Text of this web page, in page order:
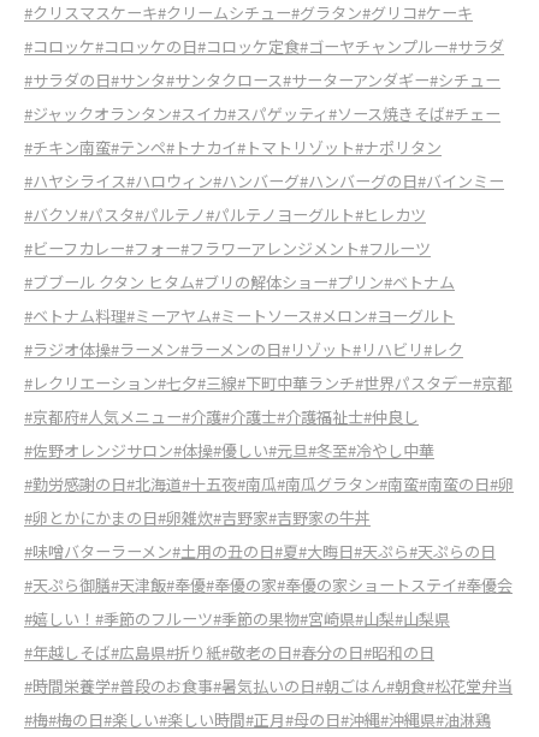
#クリスマスケーキ#クリームシチュー#グラタン#グリコ#ケーキ
#コロッケ#コロッケの日#コロッケ定食#ゴーヤチャンプルー#サラダ
#サラダの日#サンタ#サンタクロース#サーターアンダギー#シチュー
#ジャックオランタン#スイカ#スパゲッティ#ソース焼きそば#チェー
#チキン南蛮#テンペ#トナカイ#トマトリゾット#ナポリタン
#ハヤシライス#ハロウィン#ハンバーグ#ハンバーグの日#バインミー
#バクソ#パスタ#パルテノ#パルテノヨーグルト#ヒレカツ
#ビーフカレー#フォー#フラワーアレンジメント#フルーツ
#ブブール クタン ヒタム#ブリの解体ショー#プリン#ベトナム
#ベトナム料理#ミーアヤム#ミートソース#メロン#ヨーグルト
#ラジオ体操#ラーメン#ラーメンの日#リゾット#リハビリ#レク
#レクリエーション#七夕#三線#下町中華ランチ#世界パスタデー#京都
#京都府#人気メニュー#介護#介護士#介護福祉士#仲良し
#佐野オレンジサロン#体操#優しい#元旦#冬至#冷やし中華
#勤労感謝の日#北海道#十五夜#南瓜#南瓜グラタン#南蛮#南蛮の日#卵
#卵とかにかまの日#卵雑炊#吉野家#吉野家の牛丼
#味噌バターラーメン#土用の丑の日#夏#大晦日#天ぷら#天ぷらの日
#天ぷら御膳#天津飯#奉優#奉優の家#奉優の家ショートステイ#奉優会
#嬉しい！ #季節のフルーツ#季節の果物#宮崎県#山梨#山梨県
#年越しそば#広島県#折り紙#敬老の日#春分の日#昭和の日
#時間栄養学#普段のお食事#暑気払いの日#朝ごはん#朝食#松花堂弁当
#梅#梅の日#楽しい#楽しい時間#正月#母の日#沖縄#沖縄県#油淋鶏